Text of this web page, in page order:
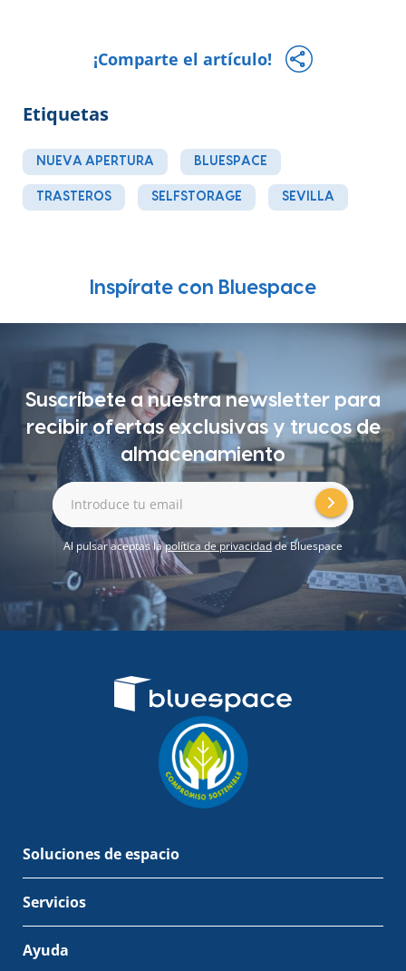
¡Comparte el artículo!
Etiquetas
NUEVA APERTURA BLUESPACE
TRASTEROS SELFSTORAGE SEVILLA
Inspírate con Bluespace
Suscríbete a nuestra newsletter para
recibir ofertas exclusivas y trucos de
almacenamiento
Introduce tu email
Al pulsar aceptas lapolítica de privacidadde Bluespace
Soluciones de espacio
Servicios
Ayuda